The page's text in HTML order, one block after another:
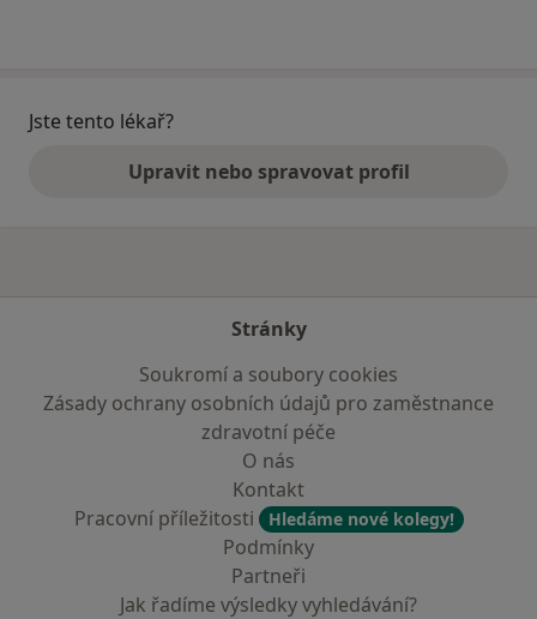
Jste tento lékař?
Upravit nebo spravovat profil
Stránky
Soukromí a soubory cookies
Zásady ochrany osobních údajů pro zaměstnance
zdravotní péče
O nás
Kontakt
Pracovní příležitosti
Hledáme nové kolegy!
Podmínky
Partneři
Jak řadíme výsledky vyhledávání?